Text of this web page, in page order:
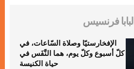
البابا فرنسيس
الإفخارستيّا وصلاة السّاعات، في
كلّ أسبوع وكلّ يوم، هما النَّفَس في
حياة الكنيسة